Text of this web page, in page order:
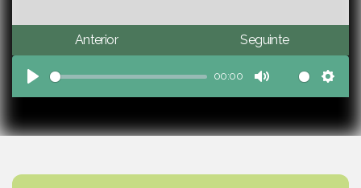
Anterior Seguinte
Play
00:00
Mute